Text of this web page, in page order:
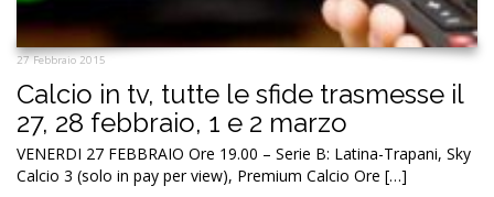
27 Febbraio 2015
Calcio in tv, tutte le sfide trasmesse il
27, 28 febbraio, 1 e 2 marzo
VENERDI 27 FEBBRAIO Ore 19.00 – Serie B: Latina-Trapani, Sky
Calcio 3 (solo in pay per view), Premium Calcio Ore […]